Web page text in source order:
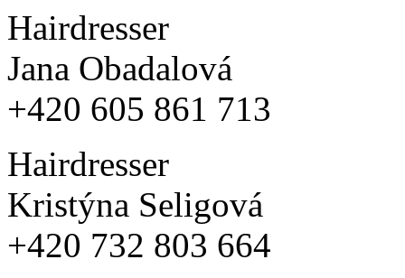
Hairdresser
Jana Obadalová
+420 605 861 713
Hairdresser
Kristýna Seligová
+420 732 803 664